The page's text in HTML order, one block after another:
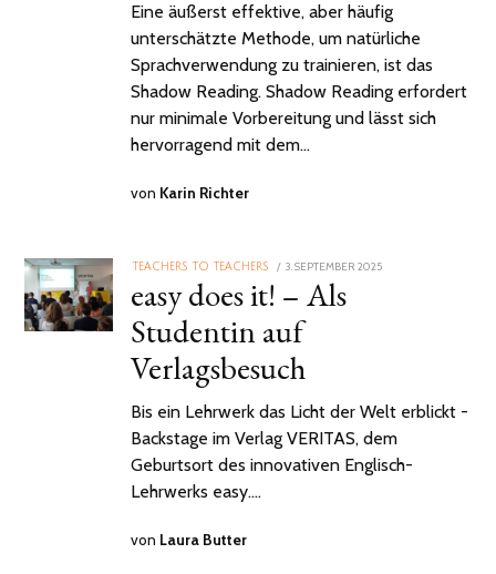
Eine äußerst effektive, aber häufig
unterschätzte Methode, um natürliche
Sprachverwendung zu trainieren, ist das
Shadow Reading. Shadow Reading erfordert
nur minimale Vorbereitung und lässt sich
hervorragend mit dem…
von Karin Richter
TEACHERS TO TEACHERS
POSTED
3. SEPTEMBER 2025
easy does it! – Als
Studentin auf
Verlagsbesuch
Bis ein Lehrwerk das Licht der Welt erblickt -
Backstage im Verlag VERITAS, dem
Geburtsort des innovativen Englisch-
Lehrwerks easy.…
von Laura Butter